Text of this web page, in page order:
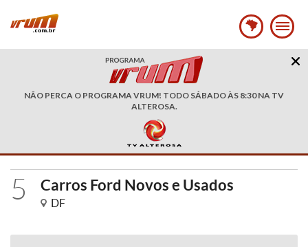
NÃO PERCA O PROGRAMA VRUM! TODO SÁBADO ÀS 8:30 NA TV
ALTEROSA.
5 Carros Ford Novos e Usados
DF